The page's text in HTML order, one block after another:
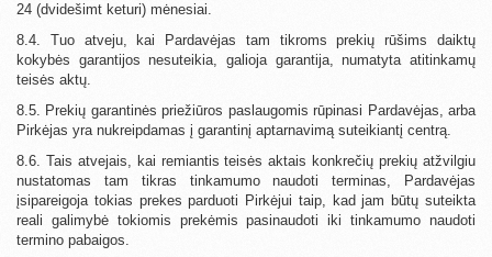
24 (dvidešimt keturi) mėnesiai.
8.4. Tuo atveju, kai Pardavėjas tam tikroms prekių rūšims daiktų
kokybės garantijos nesuteikia, galioja garantija, numatyta atitinkamų
teisės aktų.
8.5. Prekių garantinės priežiūros paslaugomis rūpinasi Pardavėjas, arba
Pirkėjas yra nukreipdamas į garantinį aptarnavimą suteikiantį centrą.
8.6. Tais atvejais, kai remiantis teisės aktais konkrečių prekių atžvilgiu
nustatomas tam tikras tinkamumo naudoti terminas, Pardavėjas
įsipareigoja tokias prekes parduoti Pirkėjui taip, kad jam būtų suteikta
reali galimybė tokiomis prekėmis pasinaudoti iki tinkamumo naudoti
termino pabaigos.